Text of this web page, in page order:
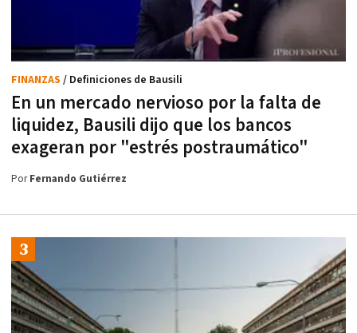
En un mercado nervioso por la falta de
liquidez, Bausili dijo que los bancos
exageran por "estrés postraumático"
FINANZAS / Definiciones de Bausili
PorFernando Gutiérrez